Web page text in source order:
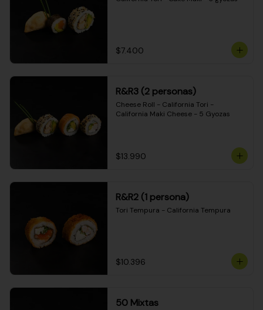
$7.400
R&R3 (2 personas)
Cheese Roll - California Tori -
California Maki Cheese - 5 Gyozas
$13.990
R&R2 (1 persona)
Tori Tempura - California Tempura
$10.396
50 Mixtas